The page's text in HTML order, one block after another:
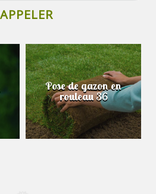
Pose de gazon en
rouleau 36